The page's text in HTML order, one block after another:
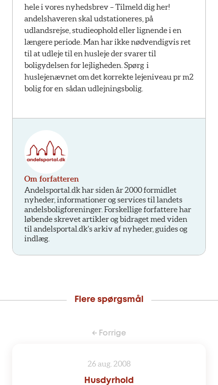
hele i vores nyhedsbrev – Tilmeld dig her!
andelshaveren skal udstationeres, på
udlandsrejse, studieophold eller lignende i en
længere periode. Man har ikke nødvendigvis ret
til at udleje til en husleje der svarer til
boligydelsen for lejligheden. Spørg i
huslejenævnet om det korrekte lejeniveau pr m2
bolig for en sådan udlejningsbolig.
Om forfatteren
Andelsportal.dk har siden år 2000 formidlet
nyheder, informationer og services til landets
andelsboligforeninger. Forskellige forfattere har
løbende skrevet artikler og bidraget med viden
til andelsportal.dk’s arkiv af nyheder, guides og
indlæg.
Flere spørgsmål
← Forrige
26 aug. 2008
Husdyrhold